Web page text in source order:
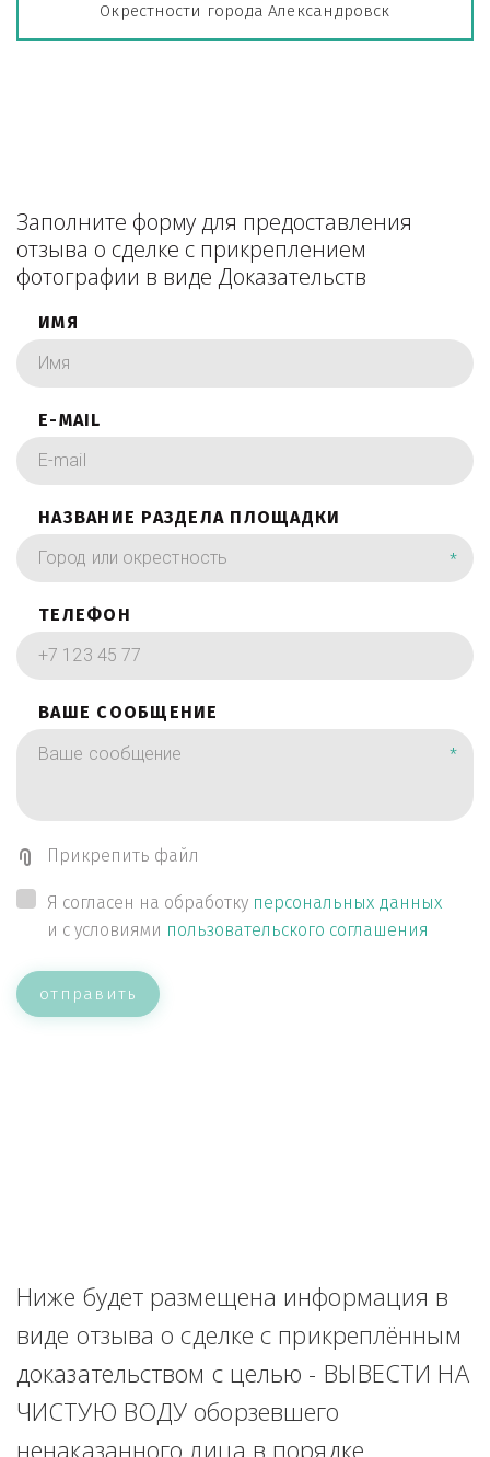
Окрестности города Александровск
Заполните форму для предоставления
отзыва о сделке с прикреплением
фотографии в виде Доказательств
ИМЯ
E-MAIL
НАЗВАНИЕ РАЗДЕЛА ПЛОЩАДКИ
*
ТЕЛЕФОН
ВАШЕ СООБЩЕНИЕ
*
Прикрепить файл
Я согласен на обработку персональных данных
и с условиями пользовательского соглашения
отправить
Ниже будет размещена информация в
виде отзыва о сделке с прикреплённым
доказательством с целью - ВЫВЕСТИ НА
ЧИСТУЮ ВОДУ оборзевшего
ненаказанного лица в порядке